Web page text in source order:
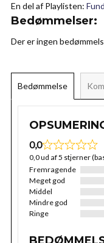
En del af Playlisten:
Bedømmelser:
Der er ingen
Bedømmelse
0,0
0,0 ud af 5 stjerner
Fremragende
Meget god
Middel
Mindre god
Ringe